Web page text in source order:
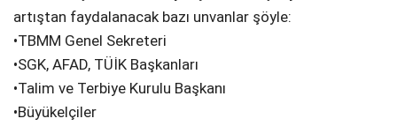
artıştan faydalanacak bazı unvanlar şöyle:
•TBMM Genel Sekreteri
•SGK, AFAD, TÜİK Başkanları
•Talim ve Terbiye Kurulu Başkanı
•Büyükelçiler